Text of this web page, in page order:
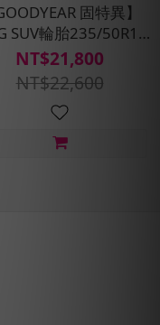
固特異】
SUV輪胎235/50R19
組(濕抓/耐用雙重保
護)含安裝定位平衡
NT$21,800
NT$22,600